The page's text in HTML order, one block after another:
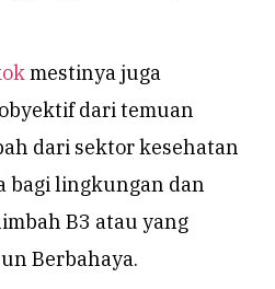
mestinya juga
dari temuan
dari sektor kesehatan
bagi lingkungan dan
B3 atau yang
Berbahaya.